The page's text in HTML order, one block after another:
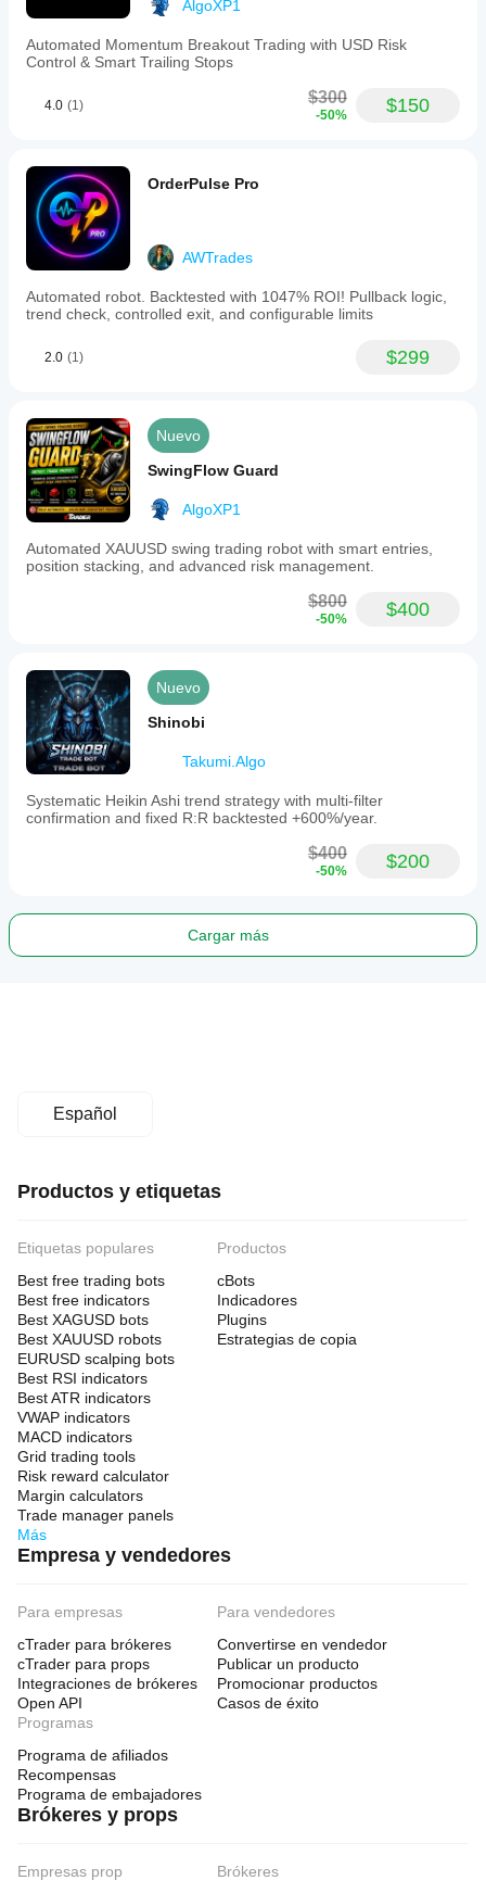
AlgoXP1
Automated Momentum Breakout Trading with USD Risk
Control & Smart Trailing Stops
4.0 (1) $300
-50% $150
OrderPulse Pro
AWTrades
Automated robot. Backtested with 1047% ROI! Pullback logic,
trend check, controlled exit, and configurable limits
2.0 (1) $299
Nuevo
SwingFlow Guard
AlgoXP1
Automated XAUUSD swing trading robot with smart entries,
position stacking, and advanced risk management.
$800
-50% $400
Nuevo
Shinobi
Takumi.Algo
Systematic Heikin Ashi trend strategy with multi-filter
confirmation and fixed R:R backtested +600%/year.
$400
-50% $200
Cargar más
Español
Productos y etiquetas
Etiquetas populares
Best free trading bots
Best free indicators
Best XAGUSD bots
Best XAUUSD robots
EURUSD scalping bots
Best RSI indicators
Best ATR indicators
VWAP indicators
MACD indicators
Grid trading tools
Risk reward calculator
Margin calculators
Trade manager panels
Más
Productos
cBots
Indicadores
Plugins
Estrategias de copia
Empresa y vendedores
Para empresas
cTrader para brókeres
cTrader para props
Integraciones de brókeres
Open API
Para vendedores
Convertirse en vendedor
Publicar un producto
Promocionar productos
Casos de éxito
Programas
Programa de afiliados
Recompensas
Programa de embajadores
Brókeres y props
Empresas prop
Brókeres